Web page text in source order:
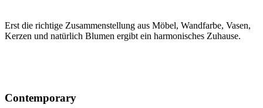
Erst die richtige Zusammenstellung aus Möbel, Wandfarbe, Vasen,
Kerzen und natürlich Blumen ergibt ein harmonisches Zuhause.
Contemporary